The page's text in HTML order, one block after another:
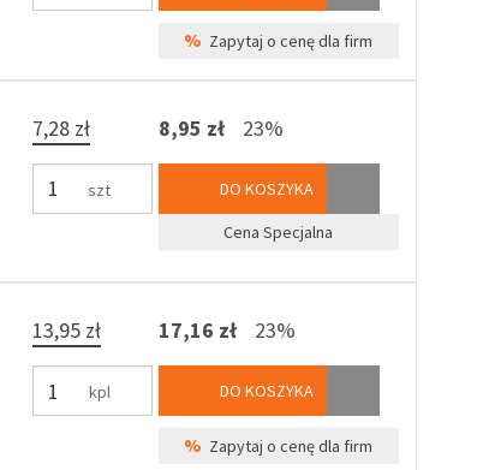
% Zapytaj o cenę dla firm
7,28 zł
szt
8,95 zł 23%
DO KOSZYKA
Cena Specjalna
13,95 zł
kpl
17,16 zł 23%
DO KOSZYKA
% Zapytaj o cenę dla firm